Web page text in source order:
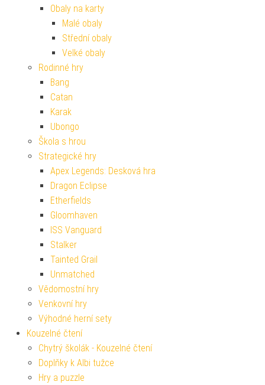
Obaly na karty
Malé obaly
Střední obaly
Velké obaly
Rodinné hry
Bang
Catan
Karak
Ubongo
Škola s hrou
Strategické hry
Apex Legends: Desková hra
Dragon Eclipse
Etherfields
Gloomhaven
ISS Vanguard
Stalker
Tainted Grail
Unmatched
Vědomostní hry
Venkovní hry
Výhodné herní sety
Kouzelné čtení
Chytrý školák - Kouzelné čtení
Doplňky k Albi tužce
Hry a puzzle